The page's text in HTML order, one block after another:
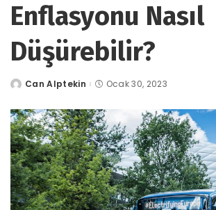
Enflasyonu Nasıl
Düşürebilir?
tarafından
Can Alptekin Ocak 30, 2023